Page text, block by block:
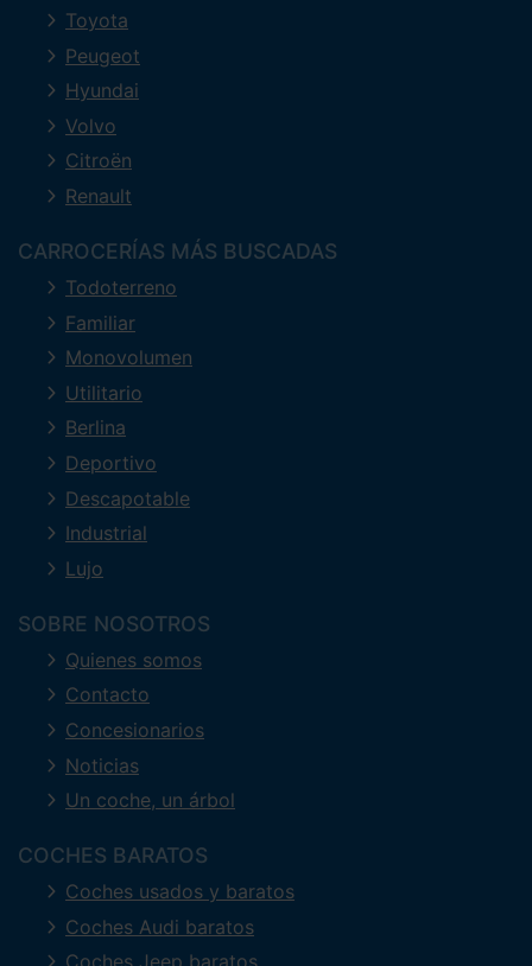
Toyota
Peugeot
Hyundai
Volvo
Citroën
Renault
CARROCERÍAS MÁS BUSCADAS
Todoterreno
Familiar
Monovolumen
Utilitario
Berlina
Deportivo
Descapotable
Industrial
Lujo
SOBRE NOSOTROS
Quienes somos
Contacto
Concesionarios
Noticias
Un coche, un árbol
COCHES BARATOS
Coches usados y baratos
Coches Audi baratos